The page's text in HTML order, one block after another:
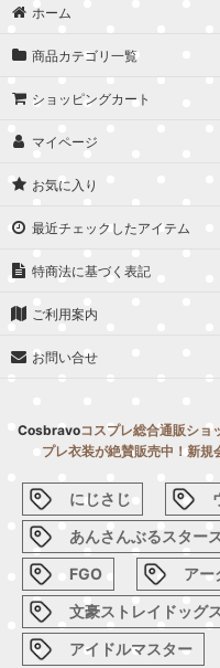
ホーム
商品カテゴリ一覧
ショッピングカート
マイページ
お気に入り
最近チェックしたアイテム
特商法に基づく表記
ご利用案内
お問い合せ
Cosbravoコスプレ総合通販ショ
プレ衣装が絶賛販売中！新
にじさじ
あんさんぶるスター
FGO
アー
文豪ストレイドッグ
アイドルマスター